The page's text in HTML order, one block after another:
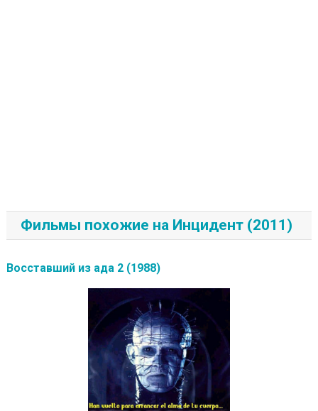
Фильмы похожие на Инцидент (2011)
Восставший из ада 2 (1988)